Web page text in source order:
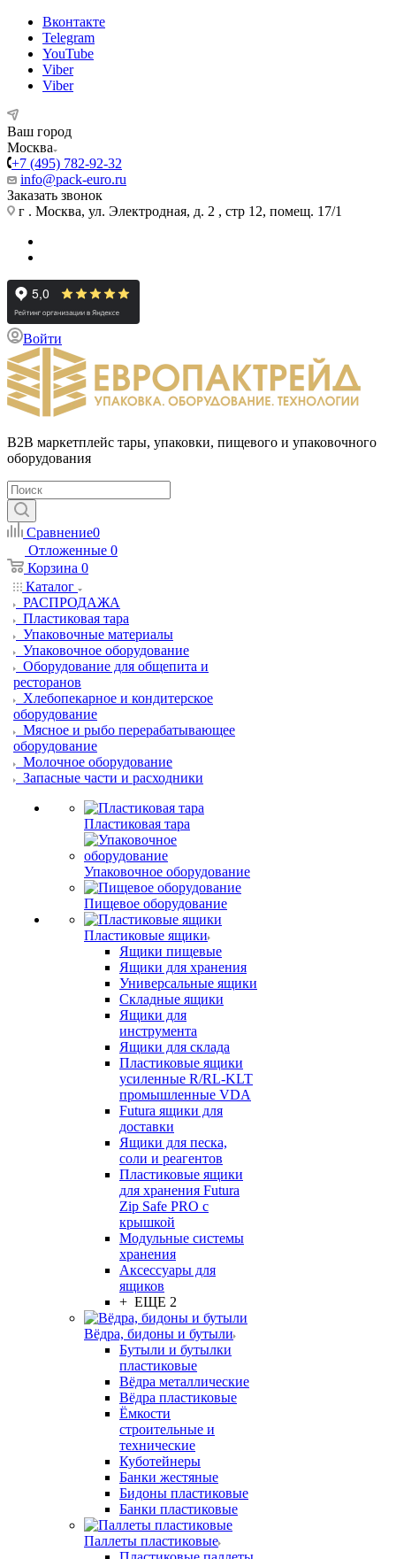
Вконтакте
Telegram
YouTube
Viber
Viber
Ваш город
Москва
+7 (495) 782-92-32
info@pack-euro.ru
Заказать звонок
г . Москва, ул. Электродная, д. 2 , стр 12, помещ. 17/1
Войти
B2B маркетплейс тары, упаковки, пищевого и упаковочного
оборудования
Сравнение0
Отложенные 0
Корзина 0
Каталог
РАСПРОДАЖА
Пластиковая тара
Упаковочные материалы
Упаковочное оборудование
Оборудование для общепита и
ресторанов
Хлебопекарное и кондитерское
оборудование
Мясное и рыбо перерабатывающее
оборудование
Молочное оборудование
Запасные части и расходники
Пластиковая тара
Упаковочное оборудование
Пищевое оборудование
Пластиковые ящики
Ящики пищевые
Ящики для хранения
Универсальные ящики
Складные ящики
Ящики для
инструмента
Ящики для склада
Пластиковые ящики
усиленные R/RL-KLT
промышленные VDA
Futura ящики для
доставки
Ящики для песка,
соли и реагентов
Пластиковые ящики
для хранения Futura
Zip Safe PRO с
крышкой
Модульные системы
хранения
Аксессуары для
ящиков
+ ЕЩЕ 2
Вёдра, бидоны и бутыли
Бутыли и бутылки
пластиковые
Вёдра металлические
Вёдра пластиковые
Ёмкости
строительные и
технические
Куботейнеры
Банки жестяные
Бидоны пластиковые
Банки пластиковые
Паллеты пластиковые